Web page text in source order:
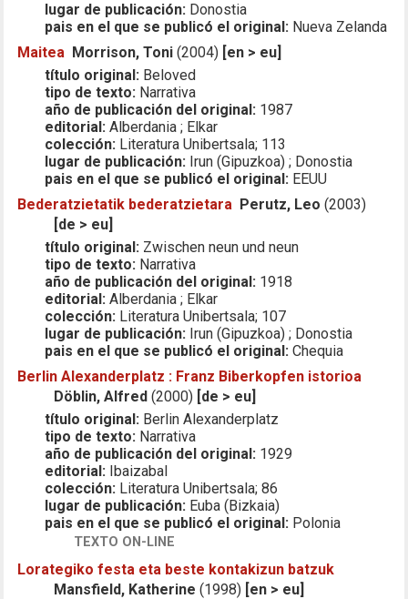
lugar de publicación: Donostia
pais en el que se publicó el original: Nueva Zelanda
Maitea Morrison, Toni (2004) [en > eu]
título original: Beloved
tipo de texto: Narrativa
año de publicación del original: 1987
editorial: Alberdania ; Elkar
colección: Literatura Unibertsala; 113
lugar de publicación: Irun (Gipuzkoa) ; Donostia
pais en el que se publicó el original: EEUU
Bederatzietatik bederatzietara Perutz, Leo (2003)
[de > eu]
título original: Zwischen neun und neun
tipo de texto: Narrativa
año de publicación del original: 1918
editorial: Alberdania ; Elkar
colección: Literatura Unibertsala; 107
lugar de publicación: Irun (Gipuzkoa) ; Donostia
pais en el que se publicó el original: Chequia
Berlin Alexanderplatz : Franz Biberkopfen istorioa
Döblin, Alfred (2000) [de > eu]
título original: Berlin Alexanderplatz
tipo de texto: Narrativa
año de publicación del original: 1929
editorial: Ibaizabal
colección: Literatura Unibertsala; 86
lugar de publicación: Euba (Bizkaia)
pais en el que se publicó el original: Polonia
TEXTO ON-LINE
Lorategiko festa eta beste kontakizun batzuk
Mansfield, Katherine (1998) [en > eu]